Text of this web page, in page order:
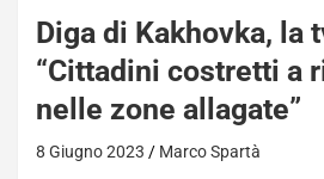
Diga di Kakhovka, la
“Cittadini costretti a
nelle zone allagate”
8 Giugno 2023 Marco Spartà